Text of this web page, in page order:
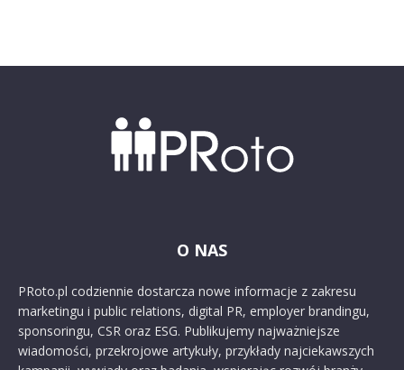
O NAS
PRoto.pl codziennie dostarcza nowe informacje z zakresu
marketingu i public relations, digital PR, employer brandingu,
sponsoringu, CSR oraz ESG. Publikujemy najważniejsze
wiadomości, przekrojowe artykuły, przykłady najciekawszych